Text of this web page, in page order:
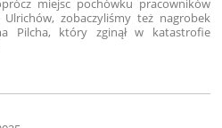
miejsc pochówku pracowników
zobaczyliśmy też nagrobek
Pilcha, który zginął w katastrofie